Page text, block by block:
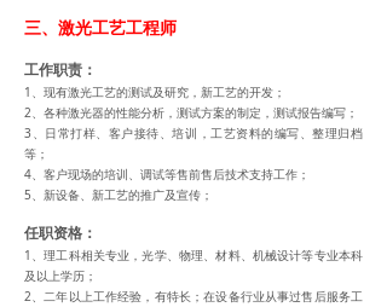
三、激光工艺工程师
工作职责：
1、现有激光工艺的测试及研究，新工艺的开发；
2、各种激光器的性能分析，测试方案的制定，测试报告编写；
3、日常打样、客户接待、培训，工艺资料的编写、整理归档
等；
4、客户现场的培训、调试等售前售后技术支持工作；
5、新设备、新工艺的推广及宣传；
任职资格：
1、理工科相关专业，光学、物理、材料、机械设计等专业本科
及以上学历；
2、二年以上工作经验，有特长；在设备行业从事过售后服务工